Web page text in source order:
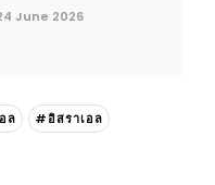
June 2026
ล
#อิสราเอล